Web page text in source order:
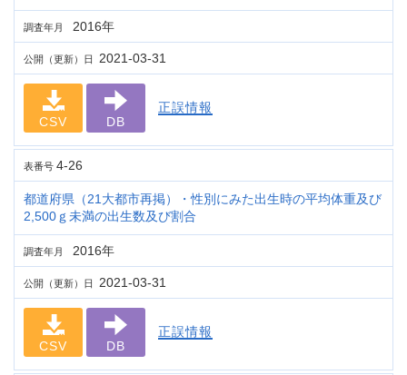
調査年月 2016年
公開（更新）日 2021-03-31
CSV DB
正誤情報
表番号 4-26
都道府県（21大都市再掲）・性別にみた出生時の平均体重及び
2,500ｇ未満の出生数及び割合
調査年月 2016年
公開（更新）日 2021-03-31
CSV DB
正誤情報